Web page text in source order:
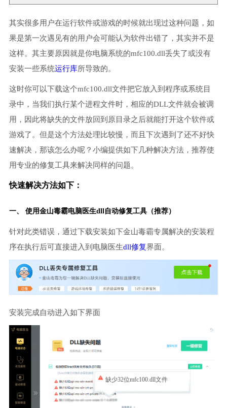
其实很多用户在运行软件或游戏的时候就出现过这种问题，如
果是第一次遇见有的用户会可能认为软件出错了，其实并不是
这样。其主要原因就是你电脑系统的mfc100.dll丢失了或没有
安装一些系统运行库所导致的。
这时你可以下载这个mfc100.dll文件把它放入到程序或系统目
录中，当我们执行某个进程文件时，相应的DLL文件就会被调
用，因此将缺失的文件放回到原目录之后就能打开这个软件或
游戏了。但是这个方法处理比较慢，而且下次遇到了还不好快
速解决，那该怎么办呢？小编提供如下几种解决方法，推荐使
用专业的修复工具来解决同样的问题。
快速解决方法如下：
一、 使用金山毒霸电脑医生dll自动修复工具（推荐）
针对此类错误，通过下载安装如下金山毒霸专属解决的安装程
序在执行后可直接进入到电脑医生dll修复界面。
安装完成自动进入如下界面
缺少32位mfc100.dll文件